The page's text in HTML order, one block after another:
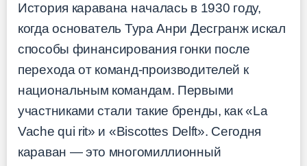
История каравана началась в 1930 году,
когда основатель Тура Анри Десгранж искал
способы финансирования гонки после
перехода от команд-производителей к
национальным командам. Первыми
участниками стали такие бренды, как «La
Vache qui rit» и «Biscottes Delft». Сегодня
караван — это многомиллионный